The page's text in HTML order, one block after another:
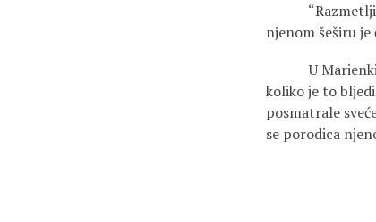
“Razmetljiva
njenom šeširu
U
koliko je to
posmatrale
se porodica